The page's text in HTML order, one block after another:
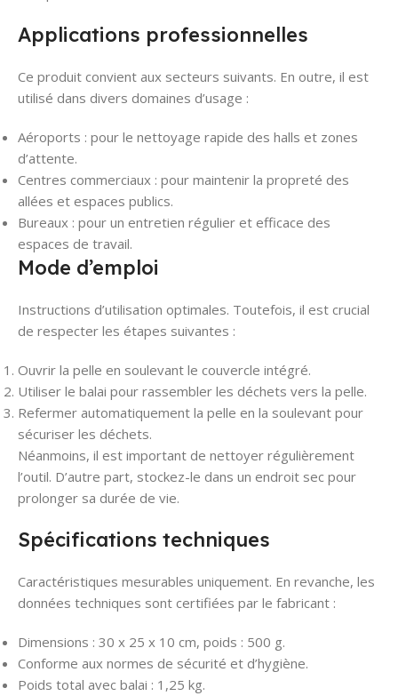
Applications professionnelles
Ce produit convient aux secteurs suivants. En outre, il est
utilisé dans divers domaines d’usage :
Aéroports : pour le nettoyage rapide des halls et zones
d’attente.
Centres commerciaux : pour maintenir la propreté des
allées et espaces publics.
Bureaux : pour un entretien régulier et efficace des
espaces de travail.
Mode d’emploi
Instructions d’utilisation optimales. Toutefois, il est crucial
de respecter les étapes suivantes :
Ouvrir la pelle en soulevant le couvercle intégré.
Utiliser le balai pour rassembler les déchets vers la pelle.
Refermer automatiquement la pelle en la soulevant pour
sécuriser les déchets.
Néanmoins, il est important de nettoyer régulièrement
l’outil. D’autre part, stockez-le dans un endroit sec pour
prolonger sa durée de vie.
Spécifications techniques
Caractéristiques mesurables uniquement. En revanche, les
données techniques sont certifiées par le fabricant :
Dimensions : 30 x 25 x 10 cm, poids : 500 g.
Conforme aux normes de sécurité et d’hygiène.
Poids total avec balai : 1,25 kg.